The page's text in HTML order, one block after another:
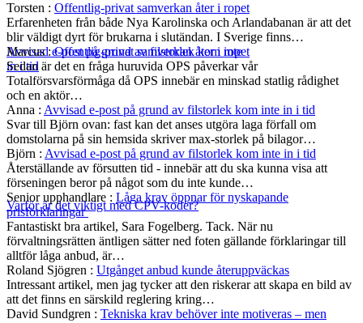
Avvisad e-post på grund av filstorlek kom inte
in i tid
Varför är det viktigt med CPV-koder?
Torsten : Offentlig-privat samverkan åter i ropet
Erfarenheten från både Nya Karolinska och Arlandabanan är att det
blir väldigt dyrt för brukarna i slutändan. I Sverige finns…
Marcus:Offentlig-privat samverkan åter i ropet
Sedan är det en fråga huruvida OPS påverkar vår
Totalförsvarsförmåga då OPS innebär en minskad statlig rådighet
och en aktör…
Anna : Avvisad e-post på grund av filstorlek kom inte in i tid
Svar till Björn ovan: fast kan det anses utgöra laga förfall om
domstolarna på sin hemsida skriver max-storlek på bilagor…
Björn : Avvisad e-post på grund av filstorlek kom inte in i tid
Återställande av försutten tid - innebär att du ska kunna visa att
förseningen beror på något som du inte kunde…
Senior upphandlare : Låga krav öppnar för nyskapande
prisförklaringar
Fantastiskt bra artikel, Sara Fogelberg. Tack. När nu
förvaltningsrätten äntligen sätter ned foten gällande förklaringar till
alltför låga anbud, är…
Roland Sjögren : Utgånget anbud kunde återuppväckas
Intressant artikel, men jag tycker att den riskerar att skapa en bild av
att det finns en särskild reglering kring…
David Sundgren : Tekniska krav behöver inte motiveras – men